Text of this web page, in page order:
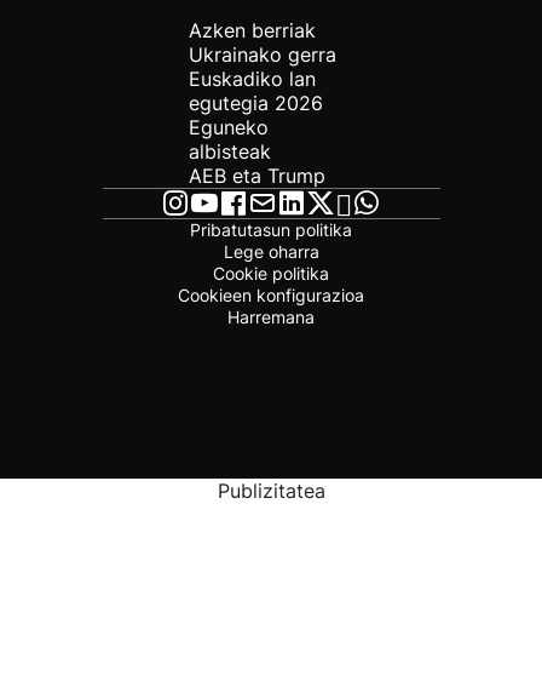
Azken berriak
Ukrainako gerra
Euskadiko lan
egutegia 2026
Eguneko
albisteak
AEB eta Trump
Pribatutasun politika
Lege oharra
Cookie politika
Cookieen konfigurazioa
Harremana
Publizitatea